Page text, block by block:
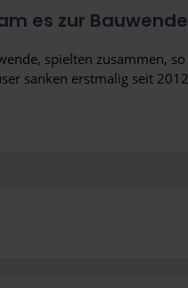
es zur
spielten zusammen,
sanken erstmalig seit